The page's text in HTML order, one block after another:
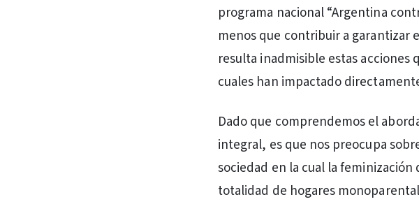
programa nacional “Argentina
menos que contribuir a garantizar
resulta inadmisible estas acciones
cuales han impactado
Dado que comprendemos el
integral, es que nos preocupa
sociedad en la cual la
totalidad de hogares